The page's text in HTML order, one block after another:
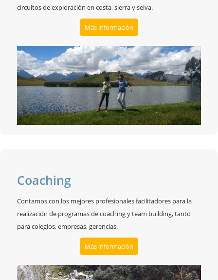
circuitos de exploración en costa, sierra y selva.
Más información
Coaching
Contamos con los mejores profesionales facilitadores para la
realización de programas de coaching y team building, tanto
para colegios, empresas, gerencias.
Más información